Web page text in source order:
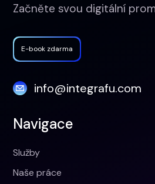
Začněte svou digitální
E-book zdarma
info@integrafu.com
Navigace
Služby
Naše práce